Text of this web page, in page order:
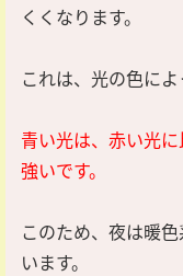
くくなります。
これは、光の色によ
青い光は、赤い光
強いです。
このため、夜は暖
います。